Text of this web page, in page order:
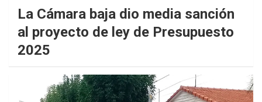
La Cámara baja dio media sanción
al proyecto de ley de Presupuesto
2025